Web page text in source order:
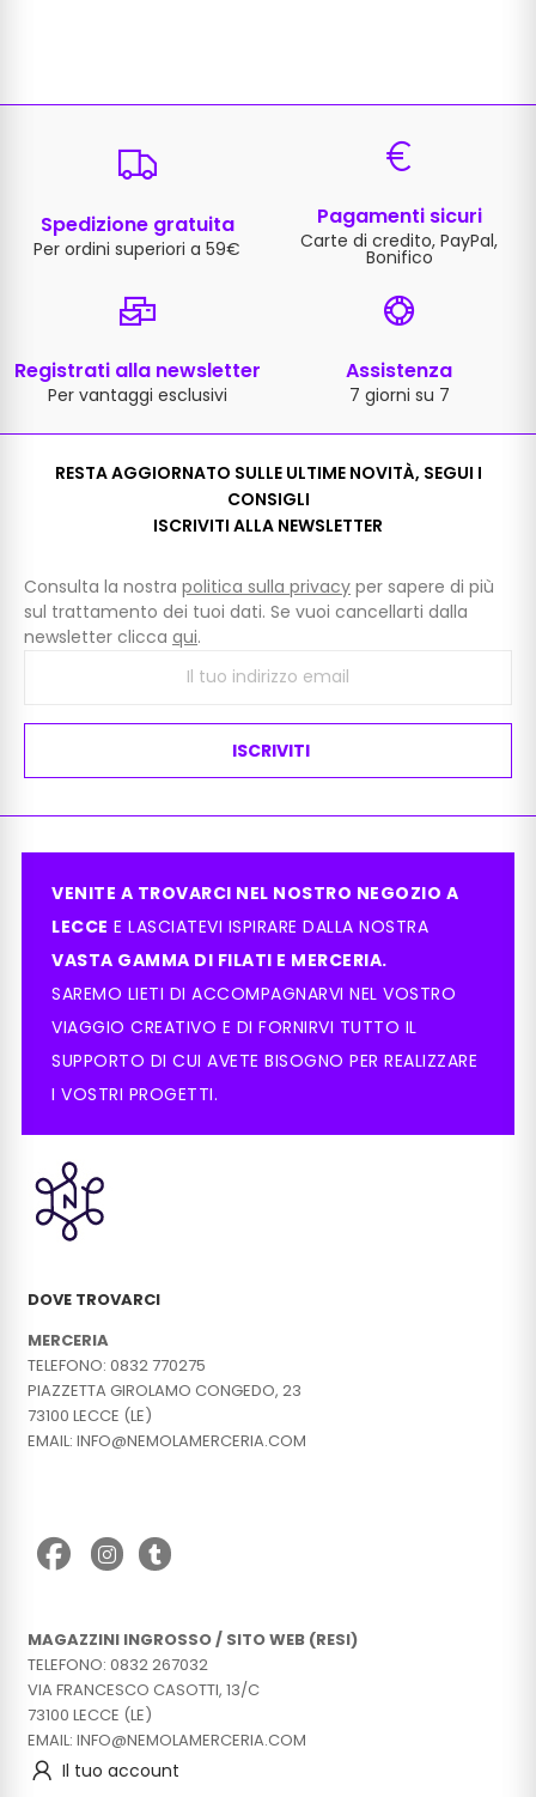
Spedizione gratuita
Per ordini superiori a 59€
Pagamenti sicuri
Carte di credito, PayPal,
Bonifico
Registrati alla newsletter
Per vantaggi esclusivi
Assistenza
7 giorni su 7
RESTA AGGIORNATO SULLE ULTIME NOVITÀ, SEGUI I
CONSIGLI
ISCRIVITI ALLA NEWSLETTER
Consulta la nostra politica sulla privacy per sapere di più
sul trattamento dei tuoi dati. Se vuoi cancellarti dalla
newsletter clicca qui.
ISCRIVITI
VENITE A TROVARCI NEL NOSTRO NEGOZIO A
LECCE E LASCIATEVI ISPIRARE DALLA NOSTRA
VASTA GAMMA DI FILATI E MERCERIA.
SAREMO LIETI DI ACCOMPAGNARVI NEL VOSTRO
VIAGGIO CREATIVO E DI FORNIRVI TUTTO IL
SUPPORTO DI CUI AVETE BISOGNO PER REALIZZARE
I VOSTRI PROGETTI.
DOVE TROVARCI
MERCERIA
TELEFONO: 0832 770275
PIAZZETTA GIROLAMO CONGEDO, 23
73100 LECCE (LE)
EMAIL: INFO@NEMOLAMERCERIA.COM
MAGAZZINI INGROSSO / SITO WEB (RESI)
TELEFONO: 0832 267032
VIA FRANCESCO CASOTTI, 13/C
73100 LECCE (LE)
EMAIL: INFO@NEMOLAMERCERIA.COM
Il tuo account